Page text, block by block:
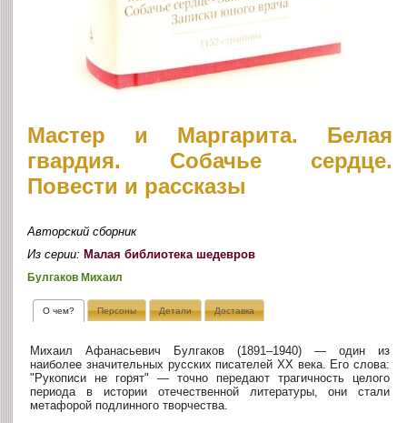
Мастер и Маргарита. Белая
гвардия. Собачье сердце.
Повести и рассказы
Авторский сборник
Из серии: Малая библиотека шедевров
Булгаков Михаил
О чем? Персоны Детали Доставка
Михаил Афанасьевич Булгаков (1891–1940) — один из
наиболее значительных русских писателей ХХ века. Его слова:
"Рукописи не горят" — точно передают трагичность целого
периода в истории отечественной литературы, они стали
метафорой подлинного творчества.